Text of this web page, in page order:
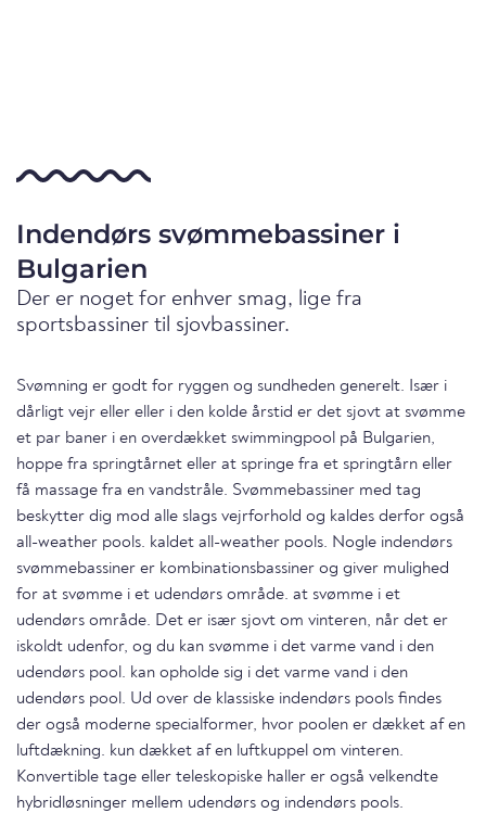
Indendørs svømmebassiner i
Bulgarien
Der er noget for enhver smag, lige fra
sportsbassiner til sjovbassiner.
Svømning er godt for ryggen og sundheden generelt. Især i
dårligt vejr eller eller i den kolde årstid er det sjovt at svømme
et par baner i en overdækket swimmingpool på Bulgarien,
hoppe fra springtårnet eller at springe fra et springtårn eller
få massage fra en vandstråle. Svømmebassiner med tag
beskytter dig mod alle slags vejrforhold og kaldes derfor også
all-weather pools. kaldet all-weather pools. Nogle indendørs
svømmebassiner er kombinationsbassiner og giver mulighed
for at svømme i et udendørs område. at svømme i et
udendørs område. Det er især sjovt om vinteren, når det er
iskoldt udenfor, og du kan svømme i det varme vand i den
udendørs pool. kan opholde sig i det varme vand i den
udendørs pool. Ud over de klassiske indendørs pools findes
der også moderne specialformer, hvor poolen er dækket af en
luftdækning. kun dækket af en luftkuppel om vinteren.
Konvertible tage eller teleskopiske haller er også velkendte
hybridløsninger mellem udendørs og indendørs pools.